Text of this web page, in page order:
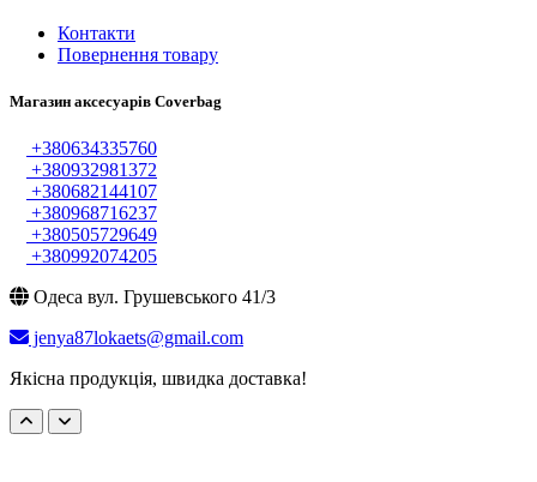
Контакти
Повернення товару
Магазин аксесуарів Coverbag
+380634335760
+380932981372
+380682144107
+380968716237
+380505729649
+380992074205
Одеса вул. Грушевського 41/3
jenya87lokaets@gmail.com
Якісна продукція, швидка доставка!